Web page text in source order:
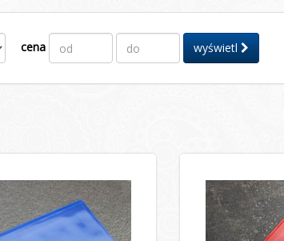
cena wyświetl